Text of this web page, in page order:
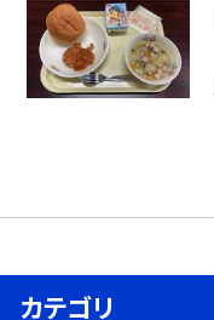
カテゴリ